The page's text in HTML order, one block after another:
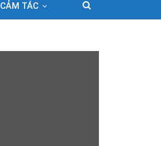
CẢM TÁC